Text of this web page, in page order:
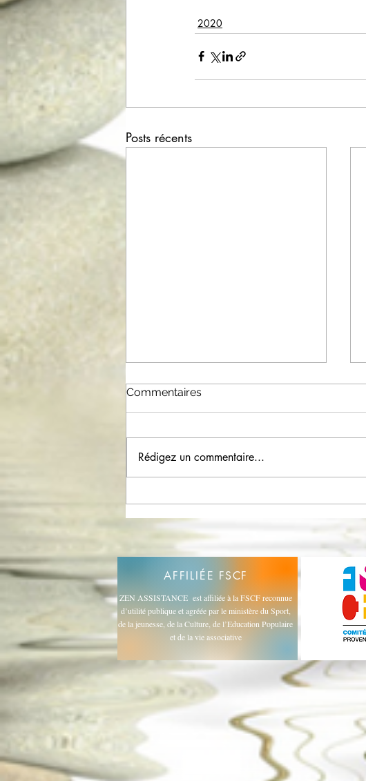
2020
Posts récents
CORONA VIRUS
Commentaires
Rédigez un commentaire...
AFFILIÉE FSCF
ZEN ASSISTANCE est affiliée à la FSCF reconnue
d’utilité publique et agréée par le ministère du Sport,
de la jeunesse, de la Culture, de l’Education Populaire
et de la vie associative